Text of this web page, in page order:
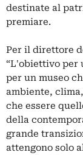
destinate al
premiare.
Per il direttore
“L'obiettivo per
per un museo
ambiente,
che essere
della
grande
attengono solo